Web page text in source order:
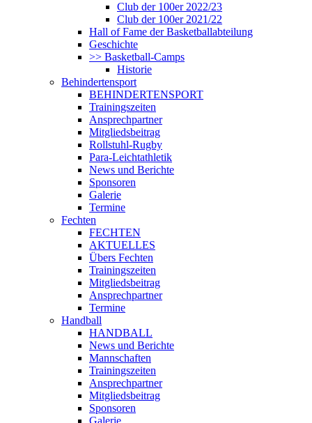
Club der 100er 2022/23
Club der 100er 2021/22
Hall of Fame der Basketballabteilung
Geschichte
>> Basketball-Camps
Historie
Behindertensport
BEHINDERTENSPORT
Trainingszeiten
Ansprechpartner
Mitgliedsbeitrag
Rollstuhl-Rugby
Para-Leichtathletik
News und Berichte
Sponsoren
Galerie
Termine
Fechten
FECHTEN
AKTUELLES
Übers Fechten
Trainingszeiten
Mitgliedsbeitrag
Ansprechpartner
Termine
Handball
HANDBALL
News und Berichte
Mannschaften
Trainingszeiten
Ansprechpartner
Mitgliedsbeitrag
Sponsoren
Galerie